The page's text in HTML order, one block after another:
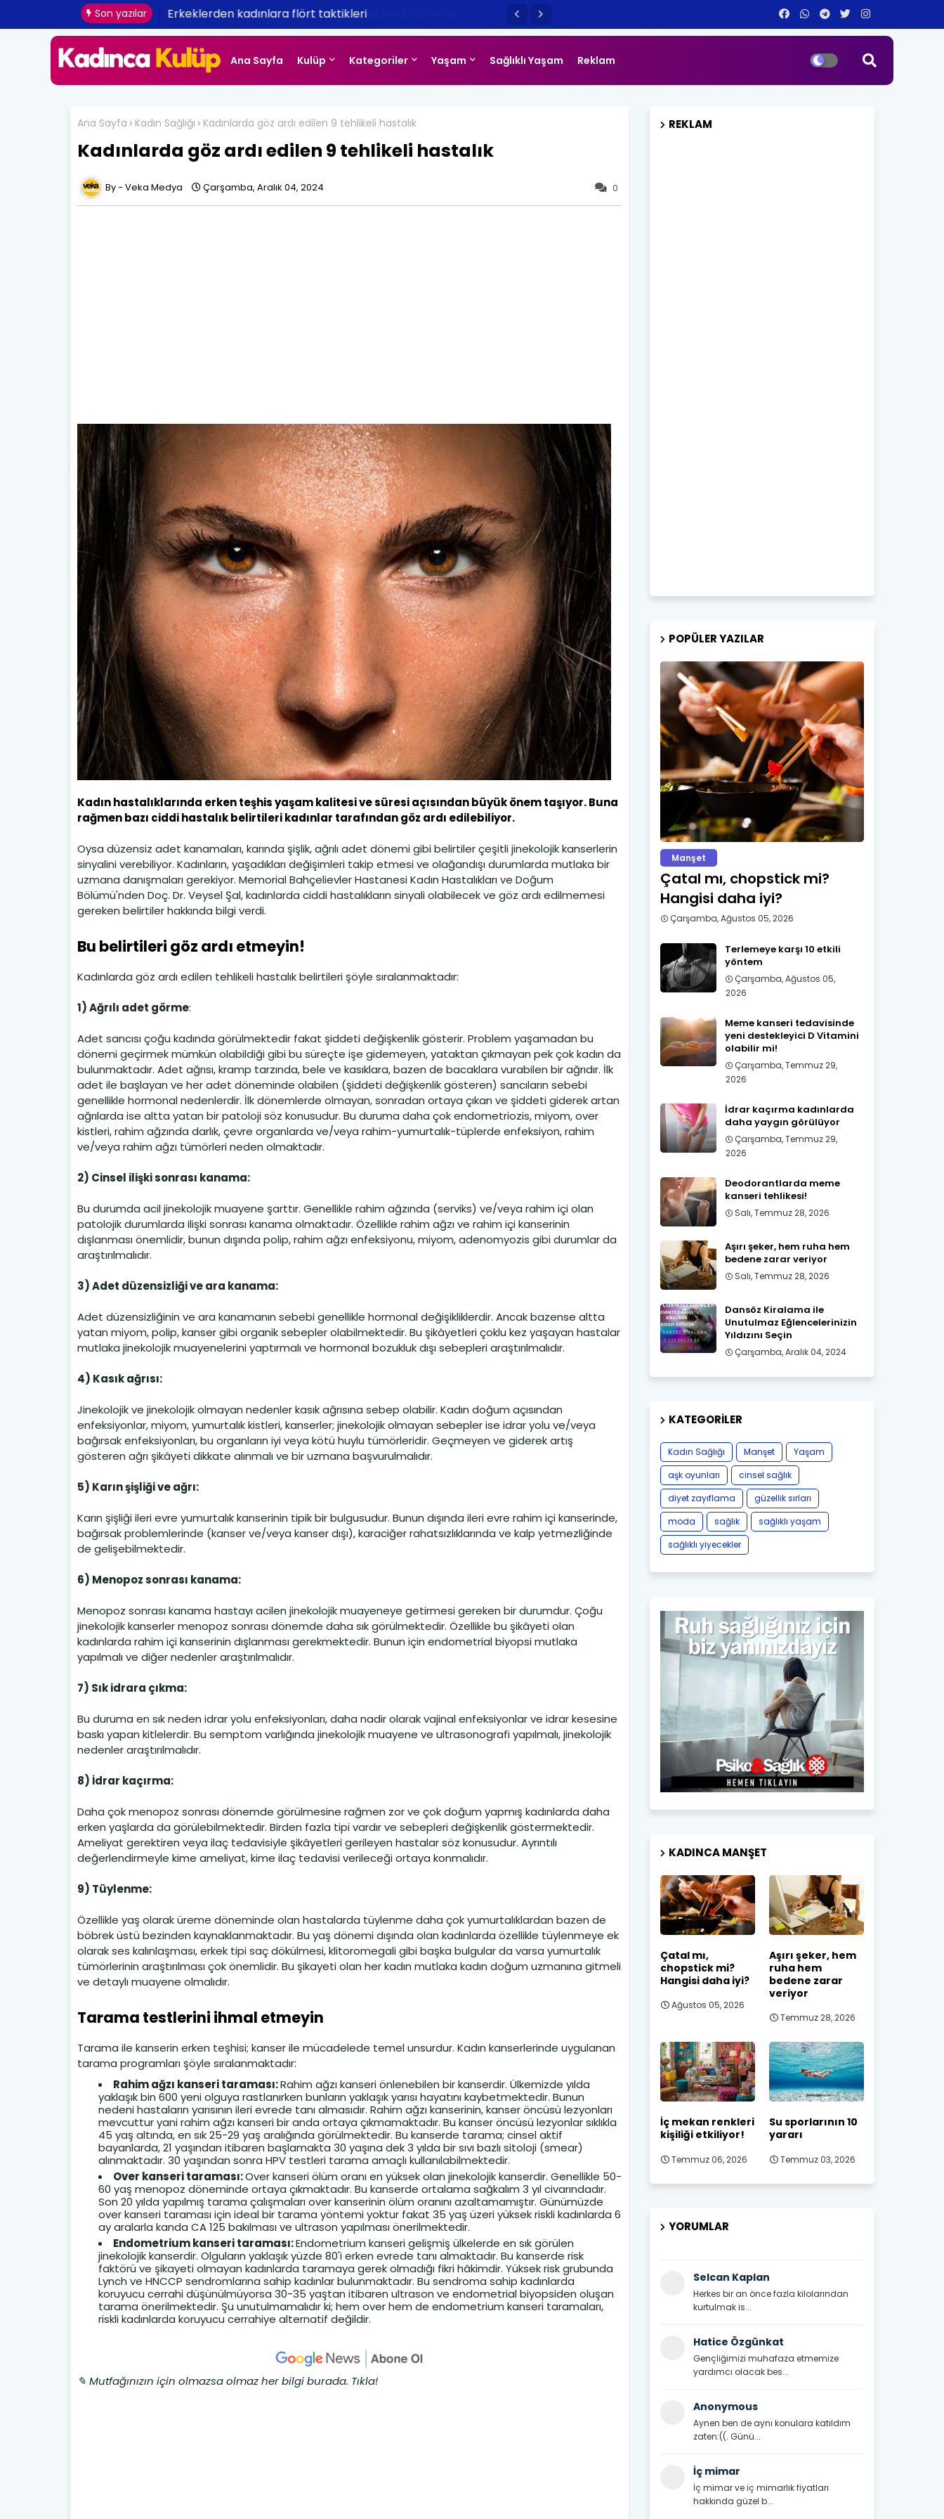
Son yazılar Erkeklerden kadınlara flört taktikleri
Ana Sayfa Kulüp Kategoriler Yaşam Sağlıklı Yaşam Reklam
Ana Sayfa Kadın Sağlığı Kadınlarda göz ardı edilen 9 tehlikeli hastalık
Kadınlarda göz ardı edilen 9 tehlikeli hastalık
0
Veka Medya Çarşamba, Aralık 04, 2024
Kadın hastalıklarında erken teşhis yaşam kalitesi ve süresi açısından büyük önem taşıyor. Buna
rağmen bazı ciddi hastalık belirtileri kadınlar tarafından göz ardı edilebiliyor.
Oysa düzensiz adet kanamaları, karında şişlik, ağrılı adet dönemi gibi belirtiler çeşitli jinekolojik kanserlerin
sinyalini verebiliyor. Kadınların, yaşadıkları değişimleri takip etmesi ve olağandışı durumlarda mutlaka bir
uzmana danışmaları gerekiyor. Memorial Bahçelievler Hastanesi Kadın Hastalıkları ve Doğum
Bölümü'nden Doç. Dr. Veysel Şal, kadınlarda ciddi hastalıkların sinyali olabilecek ve göz ardı edilmemesi
gereken belirtiler hakkında bilgi verdi.
Bu belirtileri göz ardı etmeyin!
Kadınlarda göz ardı edilen tehlikeli hastalık belirtileri şöyle sıralanmaktadır:
1) Ağrılı adet görme:
Adet sancısı çoğu kadında görülmektedir fakat şiddeti değişkenlik gösterir. Problem yaşamadan bu
dönemi geçirmek mümkün olabildiği gibi bu süreçte işe gidemeyen, yataktan çıkmayan pek çok kadın da
bulunmaktadır. Adet ağrısı, kramp tarzında, bele ve kasıklara, bazen de bacaklara vurabilen bir ağrıdır. İlk
adet ile başlayan ve her adet döneminde olabilen (şiddeti değişkenlik gösteren) sancıların sebebi
genellikle hormonal nedenlerdir. İlk dönemlerde olmayan, sonradan ortaya çıkan ve şiddeti giderek artan
ağrılarda ise altta yatan bir patoloji söz konusudur. Bu duruma daha çok endometriozis, miyom, over
kistleri, rahim ağzında darlık, çevre organlarda ve/veya rahim-yumurtalık-tüplerde enfeksiyon, rahim
ve/veya rahim ağzı tümörleri neden olmaktadır.
2) Cinsel ilişki sonrası kanama:
Bu durumda acil jinekolojik muayene şarttır. Genellikle rahim ağzında (serviks) ve/veya rahim içi olan
patolojik durumlarda ilişki sonrası kanama olmaktadır. Özellikle rahim ağzı ve rahim içi kanserinin
dışlanması önemlidir, bunun dışında polip, rahim ağzı enfeksiyonu, miyom, adenomyozis gibi durumlar da
araştırılmalıdır.
3) Adet düzensizliği ve ara kanama:
Adet düzensizliğinin ve ara kanamanın sebebi genellikle hormonal değişikliklerdir. Ancak bazense altta
yatan miyom, polip, kanser gibi organik sebepler olabilmektedir. Bu şikâyetleri çoklu kez yaşayan hastalar
mutlaka jinekolojik muayenelerini yaptırmalı ve hormonal bozukluk dışı sebepleri araştırılmalıdır.
4) Kasık ağrısı:
Jinekolojik ve jinekolojik olmayan nedenler kasık ağrısına sebep olabilir. Kadın doğum açısından
enfeksiyonlar, miyom, yumurtalık kistleri, kanserler; jinekolojik olmayan sebepler ise idrar yolu ve/veya
bağırsak enfeksiyonları, bu organların iyi veya kötü huylu tümörleridir. Geçmeyen ve giderek artış
gösteren ağrı şikâyeti dikkate alınmalı ve bir uzmana başvurulmalıdır.
5) Karın şişliği ve ağrı:
Karın şişliği ileri evre yumurtalık kanserinin tipik bir bulgusudur. Bunun dışında ileri evre rahim içi kanserinde,
bağırsak problemlerinde (kanser ve/veya kanser dışı), karaciğer rahatsızlıklarında ve kalp yetmezliğinde
de gelişebilmektedir.
6) Menopoz sonrası kanama:
Menopoz sonrası kanama hastayı acilen jinekolojik muayeneye getirmesi gereken bir durumdur. Çoğu
jinekolojik kanserler menopoz sonrası dönemde daha sık görülmektedir. Özellikle bu şikâyeti olan
kadınlarda rahim içi kanserinin dışlanması gerekmektedir. Bunun için endometrial biyopsi mutlaka
yapılmalı ve diğer nedenler araştırılmalıdır.
7) Sık idrara çıkma:
Bu duruma en sık neden idrar yolu enfeksiyonları, daha nadir olarak vajinal enfeksiyonlar ve idrar kesesine
baskı yapan kitlelerdir. Bu semptom varlığında jinekolojik muayene ve ultrasonografi yapılmalı, jinekolojik
nedenler araştırılmalıdır.
8) İdrar kaçırma:
Daha çok menopoz sonrası dönemde görülmesine rağmen zor ve çok doğum yapmış kadınlarda daha
erken yaşlarda da görülebilmektedir. Birden fazla tipi vardır ve sebepleri değişkenlik göstermektedir.
Ameliyat gerektiren veya ilaç tedavisiyle şikâyetleri gerileyen hastalar söz konusudur. Ayrıntılı
değerlendirmeyle kime ameliyat, kime ilaç tedavisi verileceği ortaya konmalıdır.
9) Tüylenme:
Özellikle yaş olarak üreme döneminde olan hastalarda tüylenme daha çok yumurtalıklardan bazen de
böbrek üstü bezinden kaynaklanmaktadır. Bu yaş dönemi dışında olan kadınlarda özellikle tüylenmeye ek
olarak ses kalınlaşması, erkek tipi saç dökülmesi, klitoromegali gibi başka bulgular da varsa yumurtalık
tümörlerinin araştırılması çok önemlidir. Bu şikayeti olan her kadın mutlaka kadın doğum uzmanına gitmeli
ve detaylı muayene olmalıdır.
Tarama testlerini ihmal etmeyin
Tarama ile kanserin erken teşhisi; kanser ile mücadelede temel unsurdur. Kadın kanserlerinde uygulanan
tarama programları şöyle sıralanmaktadır:
Rahim ağzı kanseri taraması:Rahim ağzı kanseri önlenebilen bir kanserdir. Ülkemizde yılda
yaklaşık bin 600 yeni olguya rastlanırken bunların yaklaşık yarısı hayatını kaybetmektedir. Bunun
nedeni hastaların yarısının ileri evrede tanı almasıdır. Rahim ağzı kanserinin, kanser öncüsü lezyonları
mevcuttur yani rahim ağzı kanseri bir anda ortaya çıkmamaktadır. Bu kanser öncüsü lezyonlar sıklıkla
45 yaş altında, en sık 25-29 yaş aralığında görülmektedir. Bu kanserde tarama; cinsel aktif
bayanlarda, 21 yaşından itibaren başlamakta 30 yaşına dek 3 yılda bir sıvı bazlı sitoloji (smear)
alınmaktadır. 30 yaşından sonra HPV testleri tarama amaçlı kullanılabilmektedir.
Over kanseri taraması:Over kanseri ölüm oranı en yüksek olan jinekolojik kanserdir. Genellikle 50-
60 yaş menopoz döneminde ortaya çıkmaktadır. Bu kanserde ortalama sağkalım 3 yıl civarındadır.
Son 20 yılda yapılmış tarama çalışmaları over kanserinin ölüm oranını azaltamamıştır. Günümüzde
over kanseri taraması için ideal bir tarama yöntemi yoktur fakat 35 yaş üzeri yüksek riskli kadınlarda 6
ay aralarla kanda CA 125 bakılması ve ultrason yapılması önerilmektedir.
Endometrium kanseri taraması:Endometrium kanseri gelişmiş ülkelerde en sık görülen
jinekolojik kanserdir. Olguların yaklaşık yüzde 80'i erken evrede tanı almaktadır. Bu kanserde risk
faktörü ve şikayeti olmayan kadınlarda taramaya gerek olmadığı fikri hâkimdir. Yüksek risk grubunda
Lynch ve HNCCP sendromlarına sahip kadınlar bulunmaktadır. Bu sendroma sahip kadınlarda
koruyucu cerrahi düşünülmüyorsa 30-35 yaştan itibaren ultrason ve endometrial biyopsiden oluşan
tarama önerilmektedir. Şu unutulmamalıdır ki; hem over hem de endometrium kanseri taramaları,
riskli kadınlarda koruyucu cerrahiye alternatif değildir.
✎ Mutfağınızın için olmazsa olmaz her bilgi burada. Tıkla!
REKLAM
POPÜLER YAZILAR
Manşet
Çatal mı, chopstick mi?
Hangisi daha iyi?
Çarşamba, Ağustos 05, 2026
Terlemeye karşı 10 etkili
yöntem
Çarşamba, Ağustos 05,
2026
Meme kanseri tedavisinde
yeni destekleyici D Vitamini
olabilir mi!
Çarşamba, Temmuz 29,
2026
İdrar kaçırma kadınlarda
daha yaygın görülüyor
Çarşamba, Temmuz 29,
2026
Deodorantlarda meme
kanseri tehlikesi!
Salı, Temmuz 28, 2026
Aşırı şeker, hem ruha hem
bedene zarar veriyor
Salı, Temmuz 28, 2026
Dansöz Kiralama ile
Unutulmaz Eğlencelerinizin
Yıldızını Seçin
Çarşamba, Aralık 04, 2024
KATEGORILER
Kadın Sağlığı Manşet
Yaşam
aşk oyunları
cinsel sağlık
diyet zayıflama
güzellik sırları
moda
sağlık
sağlıklı yaşam
sağlıklı yiyecekler
KADINCA MANŞET
Çatal mı,
chopstick mi?
Hangisi daha iyi?
Ağustos 05, 2026
Aşırı şeker, hem
ruha hem
bedene zarar
veriyor
Temmuz 28, 2026
İç mekan renkleri
kişiliği etkiliyor!
Temmuz 06, 2026
Su sporlarının 10
yararı
Temmuz 03, 2026
YORUMLAR
Selcan Kaplan
Herkes bir an önce fazla kilolarından
kurtulmak is...
Hatice Özgünkat
Gençliğimizi muhafaza etmemize
yardımcı olacak bes...
Anonymous
Aynen ben de aynı konulara katıldım
zaten:((. Günü...
İç mimar
İç mimar ve iç mimarlık fiyatları
hakkında güzel b...